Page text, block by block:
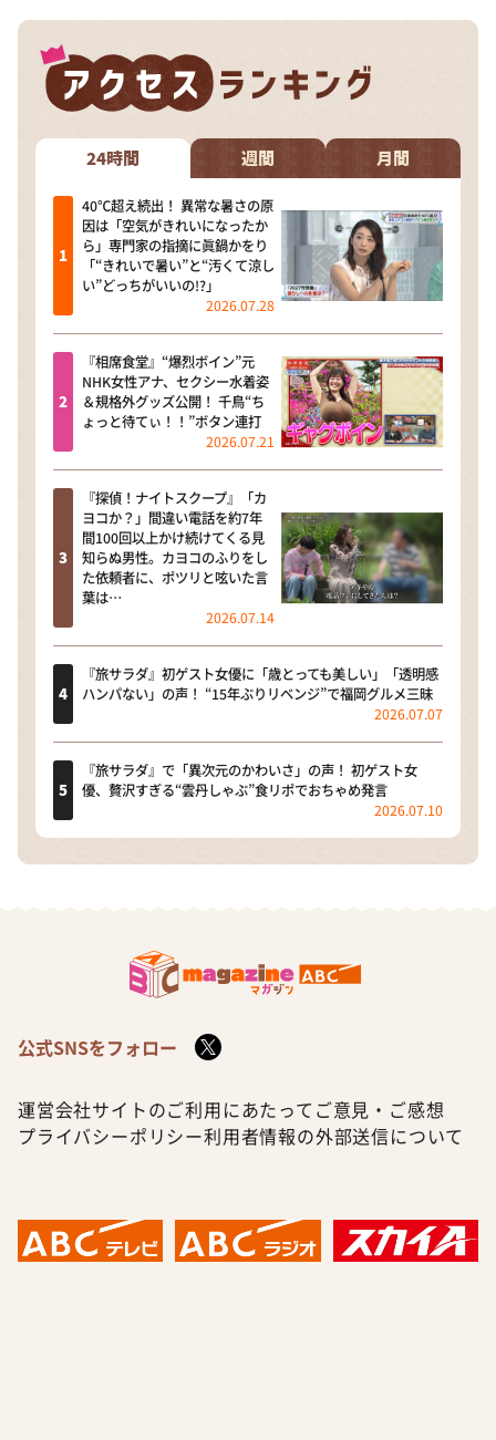
24時間 週間 月間
40℃超え続出！ 異常な暑さの原
因は「空気がきれいになったか
ら」専門家の指摘に眞鍋かをり
「“きれいで暑い”と“汚くて涼し
い”どっちがいいの!?」
2026.07.28
『相席食堂』“爆烈ボイン”元
NHK女性アナ、セクシー水着姿
＆規格外グッズ公開！ 千鳥“ち
ょっと待てぃ！！”ボタン連打
2026.07.21
『探偵！ナイトスクープ』「カ
ヨコか？」間違い電話を約7年
間100回以上かけ続けてくる見
知らぬ男性。カヨコのふりをし
た依頼者に、ポツリと呟いた言
葉は…
2026.07.14
『旅サラダ』初ゲスト女優に「歳とっても美しい」「透明感
ハンパない」の声！ “15年ぶりリベンジ”で福岡グルメ三昧
2026.07.07
『旅サラダ』で「異次元のかわいさ」の声！ 初ゲスト女
優、贅沢すぎる“雲丹しゃぶ”食リポでおちゃめ発言
2026.07.10
公式SNSをフォロー
運営会社サイトのご利用にあたって ご意見・ご感想
プライバシーポリシー利用者情報の外部送信について